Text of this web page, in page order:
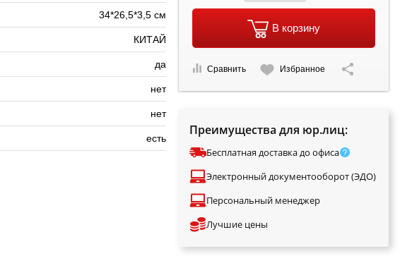
34*26,5*3,5 см
КИТАЙ
да
нет
нет
есть
В корзину
Сравнить Избранное
Преимущества для юр.лиц:
Бесплатная доставка до офиса
Электронный документооборот (ЭДО)
Персональный менеджер
Лучшие цены